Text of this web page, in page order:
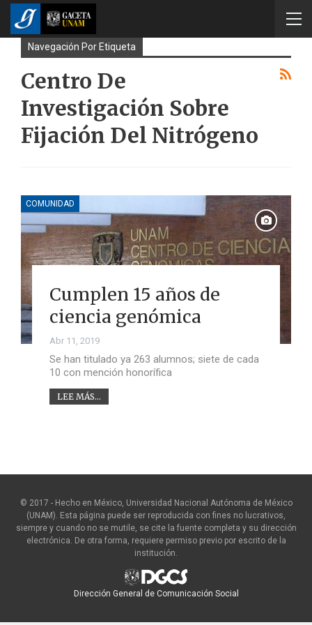
Navegación Por Etiqueta
Centro De
Investigación Sobre
Fijación Del Nitrógeno
COMUNIDAD
Cumplen 15 años de
ciencia genómica
Abr 11, 2019
Se han titulado ya 263 alumnos; siete de cada
10 con mención honorífica
LEE MÁS...
© 2017 - Hecho en México, Universidad Nacional Autónoma de México
(UNAM). Esta página puede ser reproducida con fines no lucrativos,
siempre y cuando no se mutile, se cite la fuente completa y su dirección
electrónica. De otra forma, requiere permiso previo por escrito de la
institución.
Dirección General de Comunicación Social